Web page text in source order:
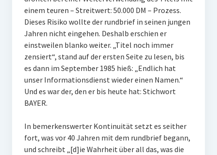
einem teuren – Streitwert: 50.000 DM – Prozess.
Dieses Risiko wollte der rundbrief in seinen jungen
Jahren nicht eingehen. Deshalb erschien er
einstweilen blanko weiter. „Titel noch immer
zensiert“, stand auf der ersten Seite zu lesen, bis
es dann im September 1985 hieß: „Endlich hat
unser Informationsdienst wieder einen Namen.“
Und es war der, den er bis heute hat: Stichwort
BAYER.
In bemerkenswerter Kontinuität setzt es seither
fort, was vor 40 Jahren mit dem rundbrief begann,
und schreibt „[d]ie Wahrheit über all das, was die